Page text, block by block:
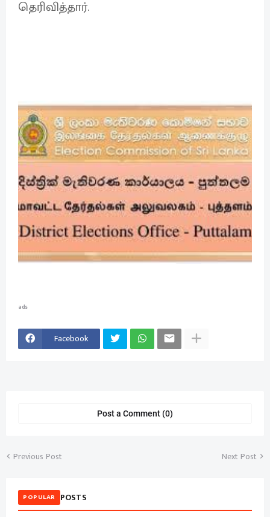
தெரிவித்தார்.
ads
Facebook
Post a Comment (0)
Previous Post Next Post
POPULAR POSTS